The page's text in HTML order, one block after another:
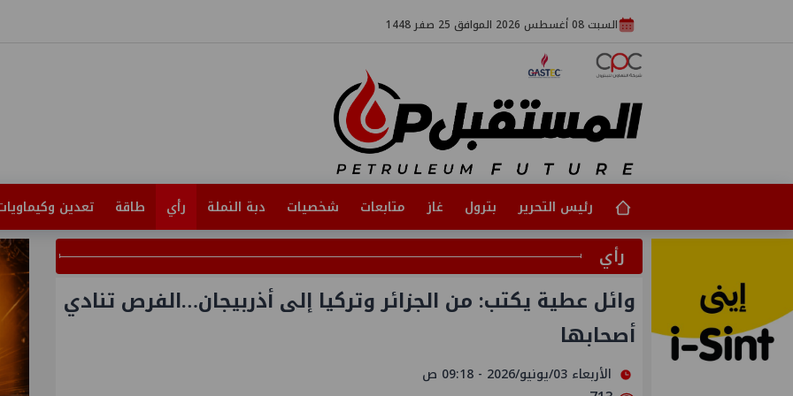
السبت 08 أغسطس 2026 الموافق 25 صفر 1448
رئيس التحرير بترول غاز متابعات شخصيات دبة النملة رأي طاقة تعدين
رأي
وائل عطية يكتب: من الجزائر وتركيا إلى أذربيجان…الفرص تنادي
أصحابها
الأربعاء 03/يونيو/2026 - 09:18 ص